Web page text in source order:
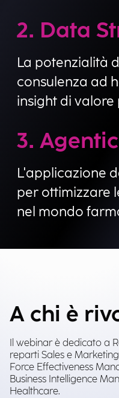
2. Data
La potenzialità
consulenza ad
insight di valore
3.
L'applicazione
per ottimizzare
nel mondo
A chi è
Il webinar è dedicato a
reparti Sales e
Force Effectiveness
Business Intelligence
Healthcare.